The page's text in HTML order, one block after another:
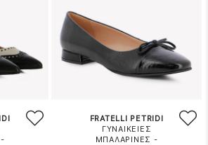
FRATELLI PETRIDI
ΓΥΝΑΙΚΕΙΕΣ
ΜΠΑΛΑΡΙΝΕΣ -